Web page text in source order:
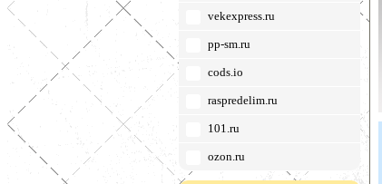
vekexpress.ru
pp-sm.ru
cods.io
raspredelim.ru
101.ru
ozon.ru